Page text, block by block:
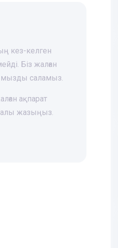
кез-келген
Біз жалған
саламыз.
ақпарат
жазыңыз.